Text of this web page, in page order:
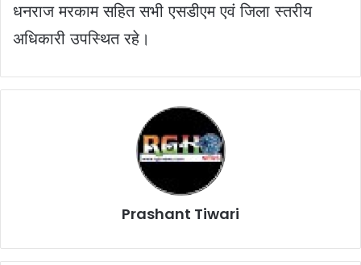
धनराज मरकाम सहित सभी एसडीएम एवं जिला स्तरीय
अधिकारी उपस्थित रहे।
Prashant Tiwari